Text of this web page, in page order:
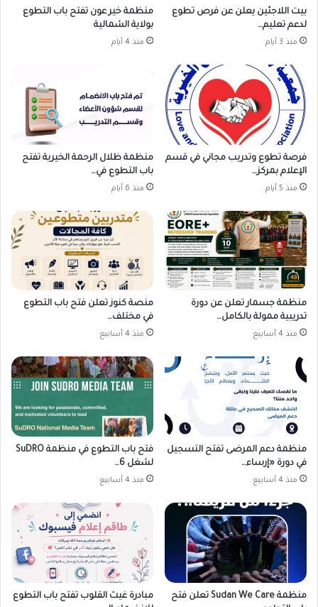
بيت اللاجئين يعلن عن فرص تطوع
لدعم تعليم…
منذ 3 أيام
منظمة خير عون تفتح باب التطوع
بولاية الشمالية
منذ 4 أيام
فرصة تطوع وتدريب مجاني في قسم
الإعلام بمركز…
منذ 5 أيام
منظمة ظلال الرحمة الخيرية تفتح
باب التطوع في…
منذ 6 أيام
منظمة جسمار تعلن عن دورة
تدريبية ممولة بالكامل…
منذ 4 أسابيع
منصة كنوز تعلن فتح باب التطوع
في مختلف…
منذ 4 أسابيع
منظمة دعم المرضى تفتح التسجيل
في دورة «إرساء…
منذ 4 أسابيع
فتح باب التطوع في منظمة SuDRO
لشغل 6…
منذ 4 أسابيع
منظمة Sudan We Care تعلن فتح
مبادرة غيث القلوب تفتح باب التطوع